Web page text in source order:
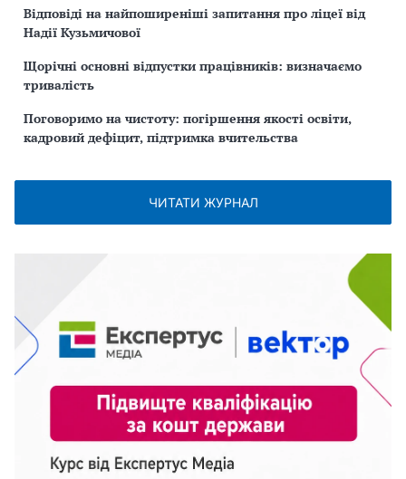
Відповіді на найпоширеніші запитання про ліцеї від
Надії Кузьмичової
Щорічні основні відпустки працівників: визначаємо
тривалість
Поговоримо на чистоту: погіршення якості освіти,
кадровий дефіцит, підтримка вчительства
ЧИТАТИ ЖУРНАЛ